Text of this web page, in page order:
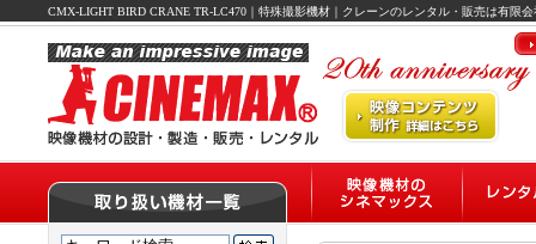
CMX-LIGHT BIRD CRANE TR-LC470｜特殊撮影機材｜クレーンのレンタル・販売は有限